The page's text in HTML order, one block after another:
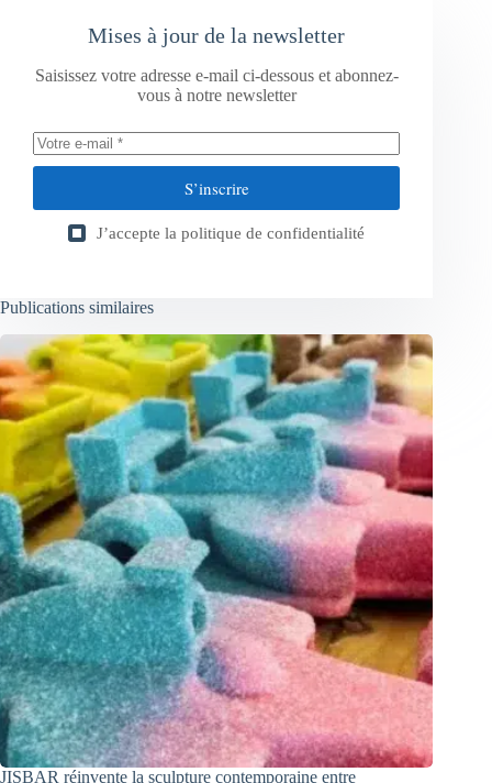
Mises à jour de la newsletter
Saisissez votre adresse e-mail ci-dessous et abonnez-
vous à notre newsletter
S’inscrire
J’accepte la politique de confidentialité
Publications similaires
JISBAR réinvente la sculpture contemporaine entre